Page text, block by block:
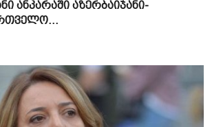
ანკარაში აზერბაიჯანი-